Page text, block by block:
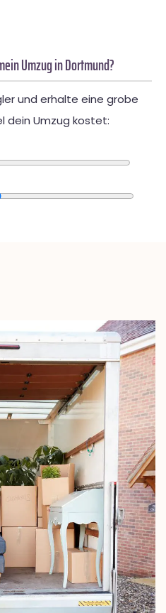
Umzug in Dortmund?
und erhalte eine grobe
dein Umzug kostet: